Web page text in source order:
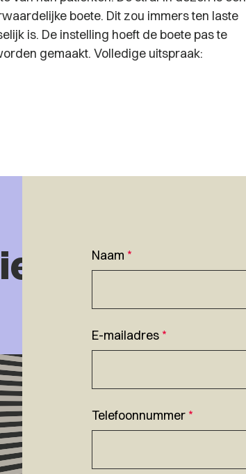
boete. Dit zou immers ten laste
is. De instelling hoeft de boete pas te
gemaakt. Volledige uitspraak:
Naam *
E-mailadres *
Telefoonnummer *